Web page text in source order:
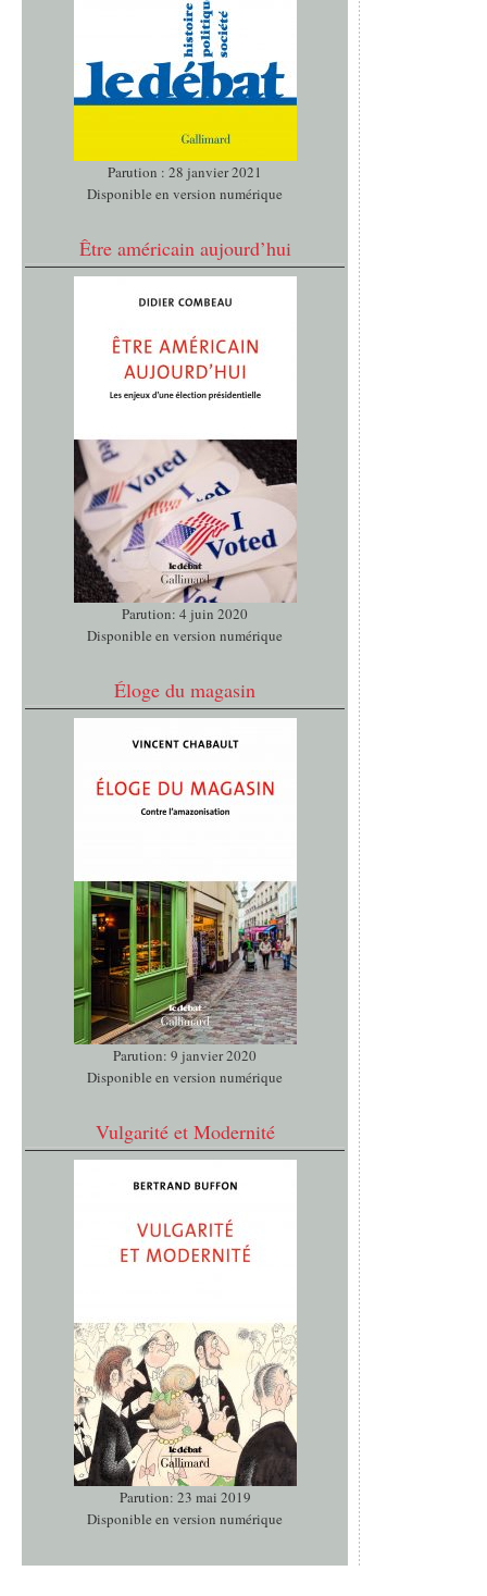
Parution : 28 janvier 2021
Disponible en version numérique
Être américain aujourd’hui
Parution: 4 juin 2020
Disponible en version numérique
Éloge du magasin
Parution: 9 janvier 2020
Disponible en version numérique
Vulgarité et Modernité
Parution: 23 mai 2019
Disponible en version numérique